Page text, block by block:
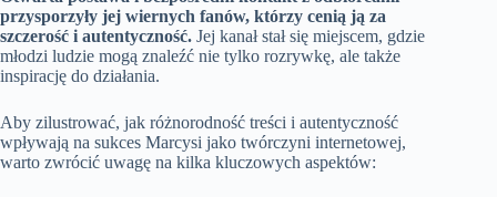
przysporzyły jej wiernych fanów, którzy cenią ją za
szczerość i autentyczność. Jej kanał stał się miejscem, gdzie
młodzi ludzie mogą znaleźć nie tylko rozrywkę, ale także
inspirację do działania.
Aby zilustrować, jak różnorodność treści i autentyczność
wpływają na sukces Marcysi jako twórczyni internetowej,
warto zwrócić uwagę na kilka kluczowych aspektów: